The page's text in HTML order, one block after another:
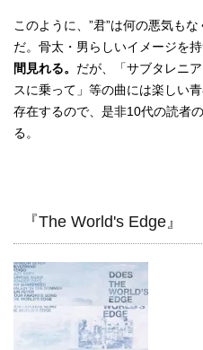
このように、”君”は何の悪気も
だ。骨太・男らしいイメージを
間見れる。 だが、「サブタレニ
スに乗って」等の曲には楽しい
存在するので、是非10代の読者
る。
『The World's Edge』